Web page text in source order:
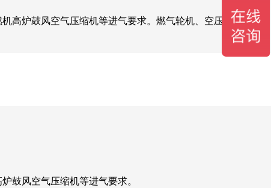
高炉鼓风空气压缩机等进气要求。燃气轮机、空压机、鼓风
鼓风空气压缩机等进气要求。